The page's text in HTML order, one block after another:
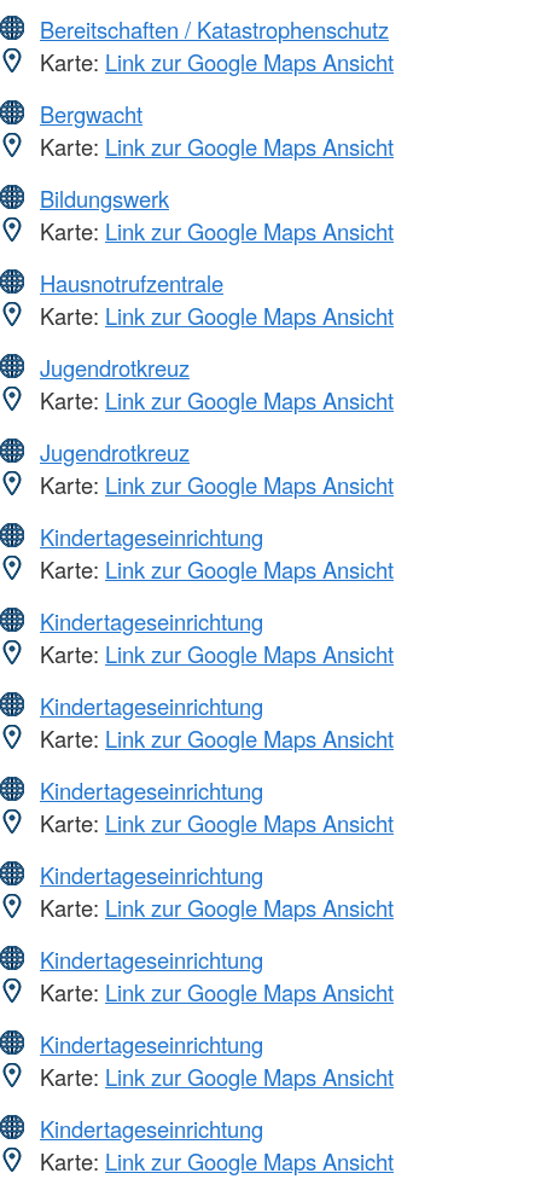
Bereitschaften / Katastrophenschutz
Karte: Link zur Google Maps Ansicht
Bergwacht
Karte: Link zur Google Maps Ansicht
Bildungswerk
Karte: Link zur Google Maps Ansicht
Hausnotrufzentrale
Karte: Link zur Google Maps Ansicht
Jugendrotkreuz
Karte: Link zur Google Maps Ansicht
Jugendrotkreuz
Karte: Link zur Google Maps Ansicht
Kindertageseinrichtung
Karte: Link zur Google Maps Ansicht
Kindertageseinrichtung
Karte: Link zur Google Maps Ansicht
Kindertageseinrichtung
Karte: Link zur Google Maps Ansicht
Kindertageseinrichtung
Karte: Link zur Google Maps Ansicht
Kindertageseinrichtung
Karte: Link zur Google Maps Ansicht
Kindertageseinrichtung
Karte: Link zur Google Maps Ansicht
Kindertageseinrichtung
Karte: Link zur Google Maps Ansicht
Kindertageseinrichtung
Karte: Link zur Google Maps Ansicht